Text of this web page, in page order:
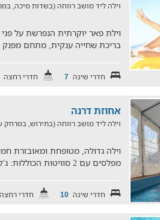
וילה ליד מושב רווחה (בשדות מיכה, במרחק
בריכת שחייה ענקית, מתחם מפנק בן 3 קומות המעוצב בצורת
חדרי שינה 7 חדרי רחצה
אחוזת דרנה
וילה ליד מושב רווחה (בתירוש, במרחק של 18.5
מפלסים עם 2 סוויטות הכוללות: ג'קוזי מפנק, מיטה זוגית, טלוויזיה
חדרי שינה 10 חדרי רחצה